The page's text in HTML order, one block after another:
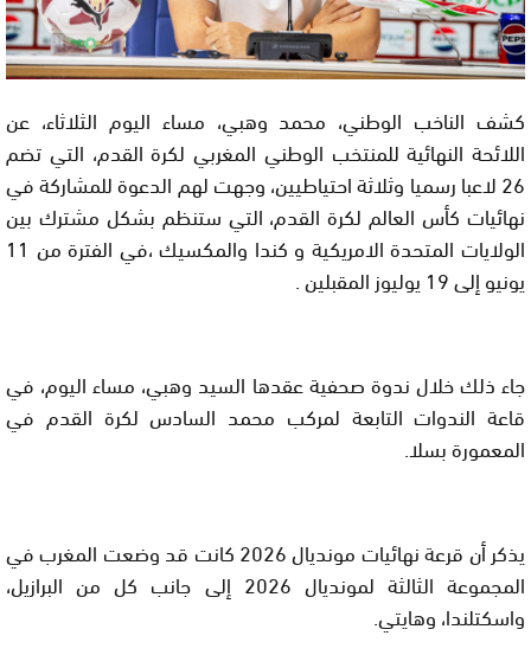
كشف الناخب الوطني، محمد وهبي، مساء اليوم الثلاثاء، عن
اللائحة النهائية للمنتخب الوطني المغربي لكرة القدم، التي تضم
26 لاعبا رسميا وثلاثة احتياطيين، وجهت لهم الدعوة للمشاركة في
نهائيات كأس العالم لكرة القدم، التي ستنظم بشكل مشترك بين
الولايات المتحدة الامريكية و كندا والمكسيك ،في الفترة من 11
يونيو إلى 19 يوليوز المقبلين .
جاء ذلك خلال ندوة صحفية عقدها السيد وهبي، مساء اليوم، في
قاعة الندوات التابعة لمركب محمد السادس لكرة القدم في
المعمورة بسلا.
يذكر أن قرعة نهائيات مونديال 2026 كانت قد وضعت المغرب في
المجموعة الثالثة لمونديال 2026 إلى جانب كل من البرازيل،
واسكتلندا، وهايتي.